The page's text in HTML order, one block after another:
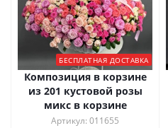
БЕСПЛАТНАЯ ДОСТАВКА
Композиция в корзине
из 201 кустовой розы
микс в корзине
Артикул: 011655